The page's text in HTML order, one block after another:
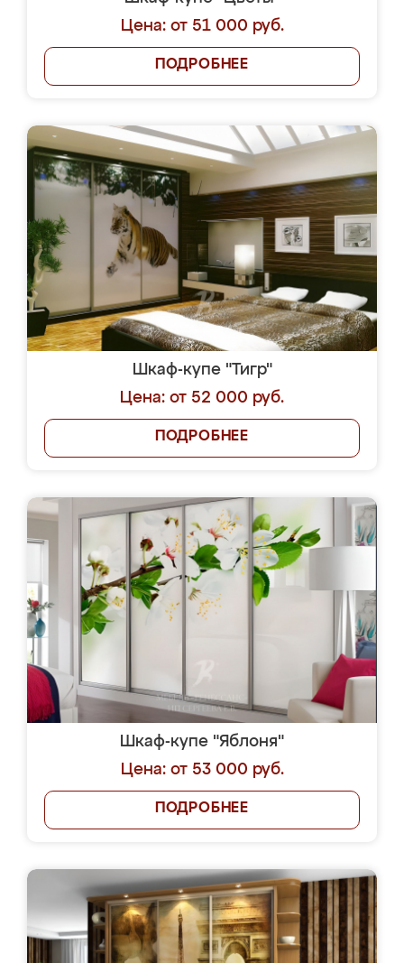
Цена: от 51 000 руб.
ПОДРОБНЕЕ
Шкаф-купе "Тигр"
Цена: от 52 000 руб.
ПОДРОБНЕЕ
Шкаф-купе "Яблоня"
Цена: от 53 000 руб.
ПОДРОБНЕЕ